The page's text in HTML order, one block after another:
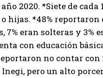
2020. *Siete de
hijas. *48% reportaron
eran solteras y 3%
con educación
no contar
pero un alto